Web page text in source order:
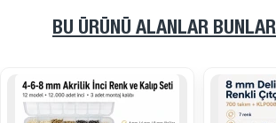
BU ÜRÜNÜ ALANLAR